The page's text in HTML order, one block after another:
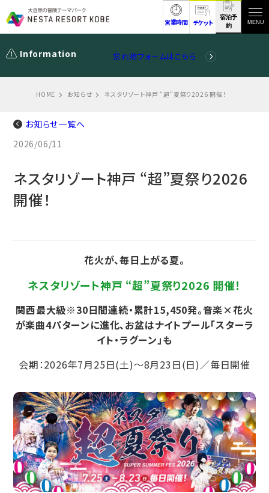
営業時間 チケット
宿泊予
約
MENU
Information 忘れ物フォームはこちら
HOME お知らせ ネスタリゾート神戸 “超”夏祭り2026 開催！
お知らせ一覧へ
2026/06/11
ネスタリゾート神戸 “超”夏祭り2026
開催！
花火が、毎日上がる夏。
ネスタリゾート神戸 “超”夏祭り2026 開催！
関西最大級※30日間連続・累計15,450発。音楽×花火
が楽曲4パターンに進化、お盆はナイトプール「スターラ
イト・ラグーン」も
会期：2026年7月25日(土)〜8月23日(日)／毎日開催